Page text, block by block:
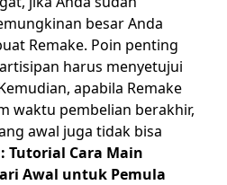
besar Anda
Remake. Poin penting
harus menyetujui
apabila Remake
waktu pembelian berakhir,
awal juga tidak bisa
Tutorial Cara Main
Awal untuk Pemula